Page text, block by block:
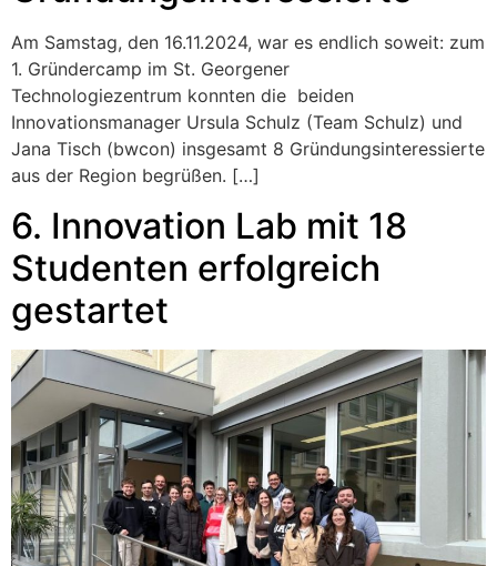
Am Samstag, den 16.11.2024, war es endlich soweit: zum
1. Gründercamp im St. Georgener
Technologiezentrum konnten die beiden
Innovationsmanager Ursula Schulz (Team Schulz) und
Jana Tisch (bwcon) insgesamt 8 Gründungsinteressierte
aus der Region begrüßen. […]
6. Innovation Lab mit 18
Studenten erfolgreich
gestartet